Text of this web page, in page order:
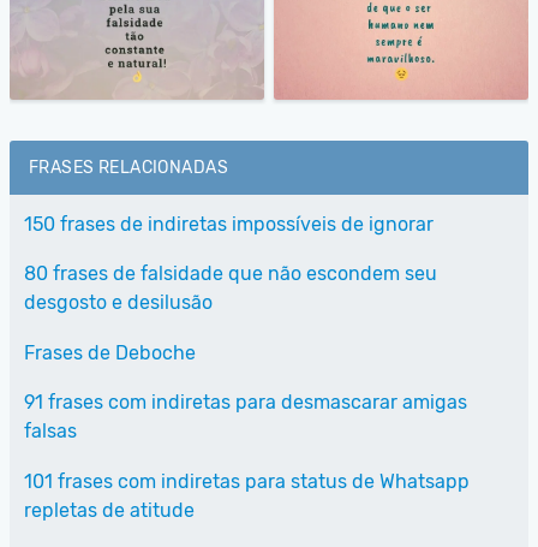
FRASES RELACIONADAS
150 frases de indiretas impossíveis de ignorar
80 frases de falsidade que não escondem seu
desgosto e desilusão
Frases de Deboche
91 frases com indiretas para desmascarar amigas
falsas
101 frases com indiretas para status de Whatsapp
repletas de atitude